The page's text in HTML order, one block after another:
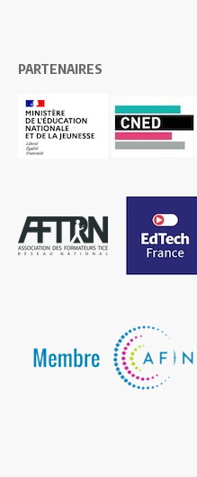
PARTENAIRES